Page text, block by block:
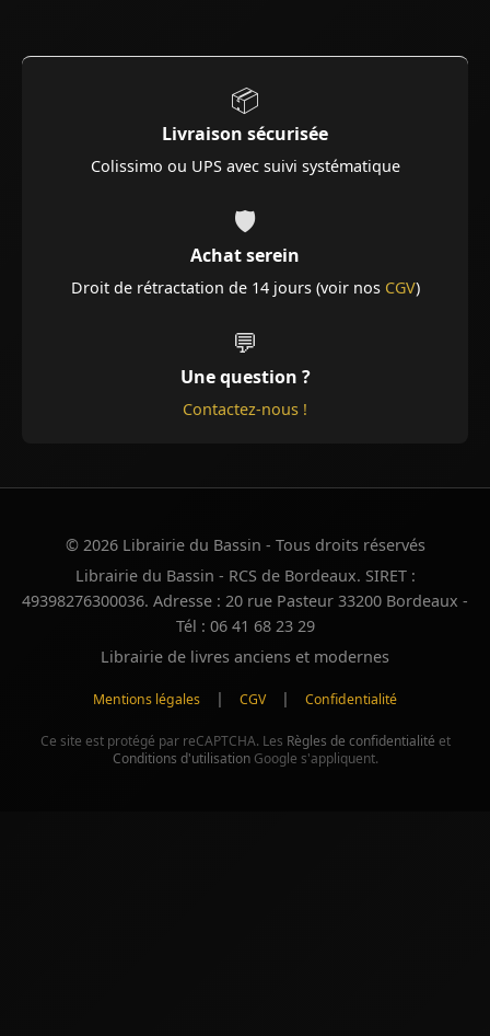
📦
Livraison sécurisée
Colissimo ou UPS avec suivi systématique
🛡️
Achat serein
Droit de rétractation de 14 jours (voir nos CGV)
💬
Une question ?
Contactez-nous !
© 2026 Librairie du Bassin - Tous droits réservés
Librairie du Bassin - RCS de Bordeaux. SIRET :
49398276300036. Adresse : 20 rue Pasteur 33200 Bordeaux -
Tél : 06 41 68 23 29
Librairie de livres anciens et modernes
Mentions légales | CGV | Confidentialité
Ce site est protégé par reCAPTCHA. Les Règles de confidentialité et
Conditions d'utilisationGoogle s'appliquent.